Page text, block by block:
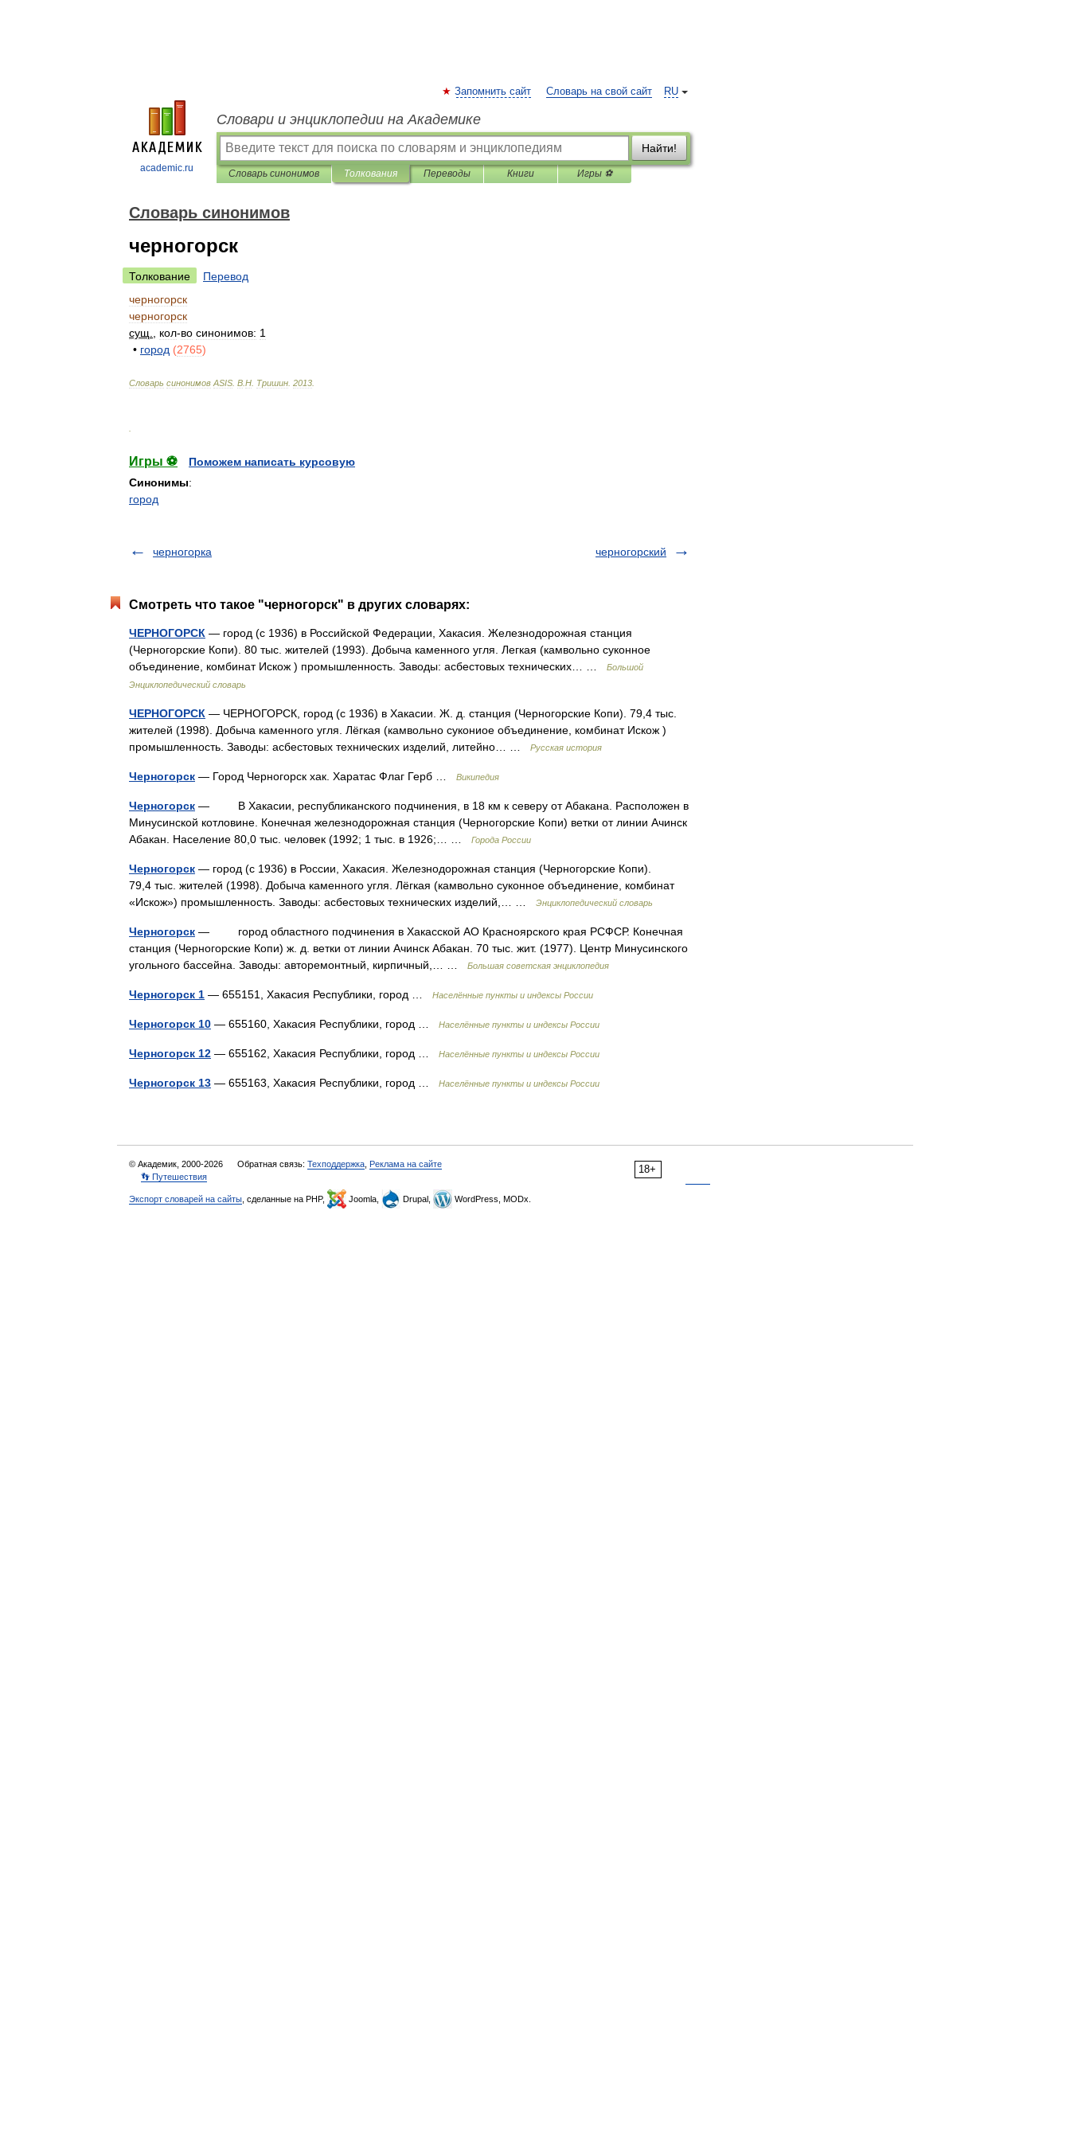
academic.ru
RU
Запомнить сайт Словарь на свой сайт
Словари и энциклопедии на Академике
Найти!
Словарь синонимов Толкования Переводы Книги Игры ⚽
Словарь синонимов
черногорск
Толкование
Перевод
черногорск
черногорск
сущ
кол-во синонимов: 1
• город (2765)
Словарь синонимов ASIS В Н Тришин 2013
Игры ⚽
Поможем написать курсовую
Синонимы:
город
черногорка черногорский
Смотреть что такое "черногорск" в других словарях:
ЧЕРНОГОРСК — город (с 1936) в Российской Федерации, Хакасия. Железнодорожная станция
(Черногорские Копи). 80 тыс. жителей (1993). Добыча каменного угля. Легкая (камвольно суконное
объединение, комбинат Искож ) промышленность. Заводы: асбестовых технических… …
Большой
Энциклопедический словарь
ЧЕРНОГОРСК — ЧЕРНОГОРСК, город (с 1936) в Хакасии. Ж. д. станция (Черногорские Копи). 79,4 тыс.
жителей (1998). Добыча каменного угля. Лёгкая (камвольно сукониое объединение, комбинат Искож )
промышленность. Заводы: асбестовых технических изделий, литейно… …
Русская история
Черногорск — Город Черногорск хак. Харатас Флаг Герб … Википедия
Черногорск — В Хакасии, республиканского подчинения, в 18 км к северу от Абакана. Расположен в
Минусинской котловине. Конечная железнодорожная станция (Черногорские Копи) ветки от линии Ачинск
Абакан. Население 80,0 тыс. человек (1992; 1 тыс. в 1926;… …
Города России
Черногорск — город (с 1936) в России, Хакасия. Железнодорожная станция (Черногорские Копи).
79,4 тыс. жителей (1998). Добыча каменного угля. Лёгкая (камвольно суконное объединение, комбинат
«Искож») промышленность. Заводы: асбестовых технических изделий,… …
Энциклопедический словарь
Черногорск — город областного подчинения в Хакасской АО Красноярского края РСФСР. Конечная
станция (Черногорские Копи) ж. д. ветки от линии Ачинск Абакан. 70 тыс. жит. (1977). Центр Минусинского
угольного бассейна. Заводы: авторемонтный, кирпичный,… …
Большая советская энциклопедия
Черногорск 1 — 655151, Хакасия Республики, город … Населённые пункты и индексы России
Черногорск 10 — 655160, Хакасия Республики, город … Населённые пункты и индексы России
Черногорск 12 — 655162, Хакасия Республики, город … Населённые пункты и индексы России
Черногорск 13 — 655163, Хакасия Республики, город … Населённые пункты и индексы России
18+
© Академик, 2000-2026 Обратная связь: Техподдержка Реклама на сайте
👣 Путешествия
Экспорт словарей на сайты , сделанные на PHP, Joomla, Drupal, WordPress, MODx.